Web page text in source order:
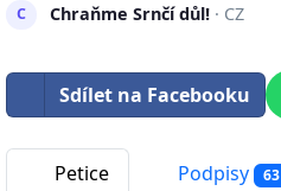
C Chraňme Srnčí důl!· CZ
Sdílet na Facebooku
Petice Podpisy 63